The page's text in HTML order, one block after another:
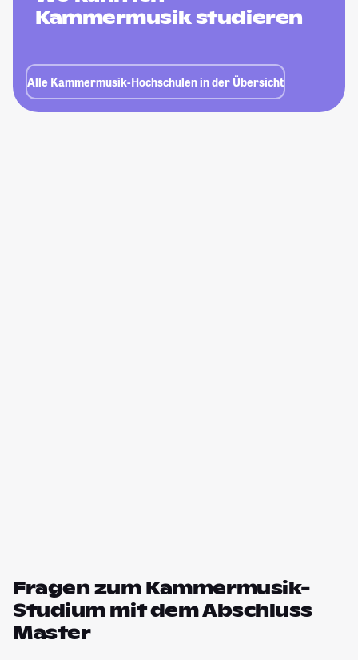
Kammermusik studieren
Alle Kammermusik-Hochschulen in der Übersicht
Fragen zum Kammermusik-
Studium mit dem Abschluss
Master